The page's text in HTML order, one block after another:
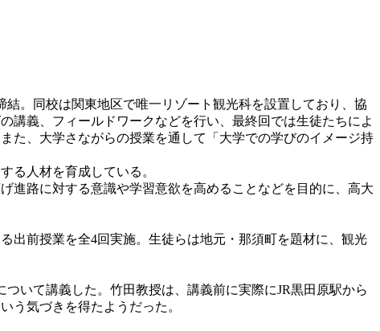
。同校は関東地区で唯一リゾート観光科を設置しており、協
講義、フィールドワークなどを行い、最終回では生徒たちによ
た、大学さながらの授業を通して「大学での学びのイメージ持
る人材を育成している。
進路に対する意識や学習意欲を高めることなどを目的に、高大
出前授業を全4回実施。生徒らは地元・那須町を題材に、観光
いて講義した。竹田教授は、講義前に実際にJR黒田原駅から
う気づきを得たようだった。